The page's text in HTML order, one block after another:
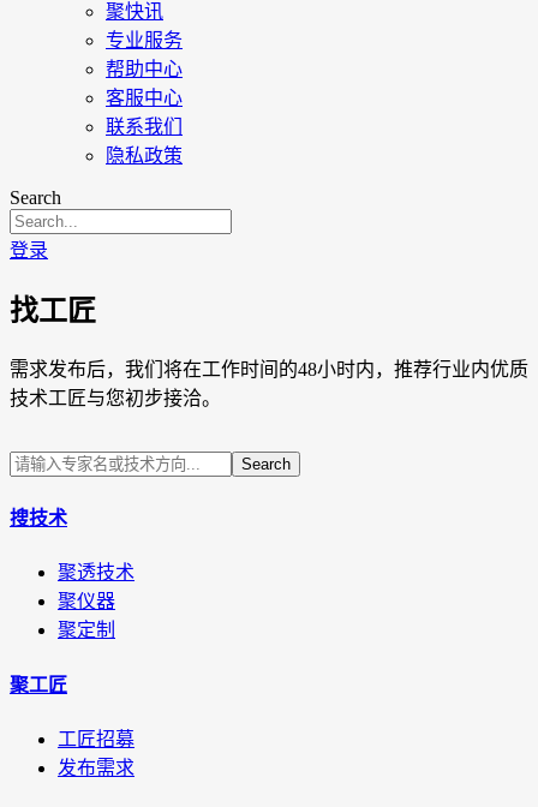
聚快讯
专业服务
帮助中心
客服中心
联系我们
隐私政策
Search
登录
找工匠
需求发布后，我们将在工作时间的48小时内，推荐行业内优质
技术工匠与您初步接洽。
Search
搜技术
聚透技术
聚仪器
聚定制
聚工匠
工匠招募
发布需求